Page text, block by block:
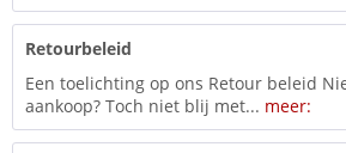
Retourbeleid
Een toelichting op ons Retour beleid
aankoop? Toch niet blij met... meer: